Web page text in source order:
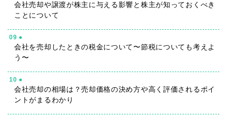
会社売却や譲渡が株主に与える影響と株主が知っておくべき
ことについて
09
会社を売却したときの税金について〜節税についても考えよ
う〜
10
会社売却の相場は？売却価格の決め方や高く評価されるポイ
ントがまるわかり